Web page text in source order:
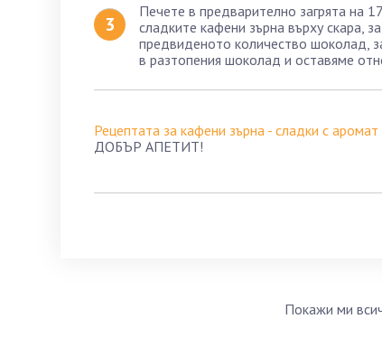
Печете в предварително загрята на
сладките кафени зърна върху скара,
предвиденото количество шоколад,
в разтопения шоколад и оставяме
Рецептата за кафени зърна - сладки с
ДОБЪР АПЕТИТ!
Покажи ми